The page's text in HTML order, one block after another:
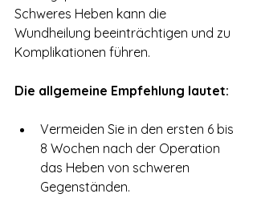
Schweres Heben kann die
Wundheilung beeinträchtigen und zu
Komplikationen führen.
Die allgemeine Empfehlung lautet:
Vermeiden Sie in den ersten 6 bis
8 Wochen nach der Operation
das Heben von schweren
Gegenständen.